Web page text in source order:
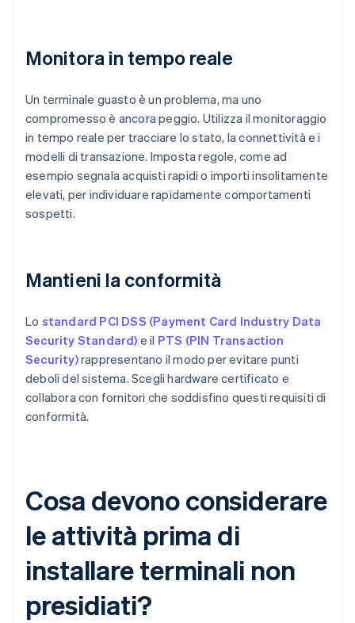
Monitora in tempo reale
Un terminale guasto è un problema, ma uno
compromesso è ancora peggio. Utilizza il monitoraggio
in tempo reale per tracciare lo stato, la connettività e i
modelli di transazione. Imposta regole, come ad
esempio segnala acquisti rapidi o importi insolitamente
elevati, per individuare rapidamente comportamenti
sospetti.
Mantieni la conformità
Lo standard PCI DSS (Payment Card Industry Data
Security Standard) e il PTS (PIN Transaction
Security)rappresentano il modo per evitare punti
deboli del sistema. Scegli hardware certificato e
collabora con fornitori che soddisfino questi requisiti di
conformità.
Cosa devono considerare
le attività prima di
installare terminali non
presidiati?